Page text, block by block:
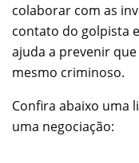
colaborar com as
contato do golpista
ajuda a prevenir
mesmo criminoso.
Confira abaixo uma
uma negociação: